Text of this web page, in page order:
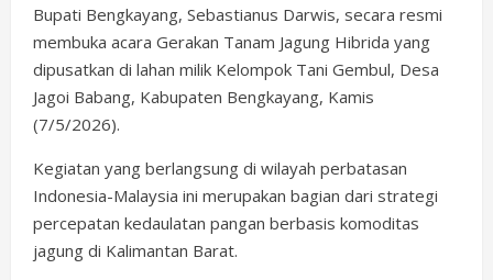
Bupati Bengkayang, Sebastianus Darwis, secara resmi
membuka acara Gerakan Tanam Jagung Hibrida yang
dipusatkan di lahan milik Kelompok Tani Gembul, Desa
Jagoi Babang, Kabupaten Bengkayang, Kamis
(7/5/2026).
Kegiatan yang berlangsung di wilayah perbatasan
Indonesia-Malaysia ini merupakan bagian dari strategi
percepatan kedaulatan pangan berbasis komoditas
jagung di Kalimantan Barat.